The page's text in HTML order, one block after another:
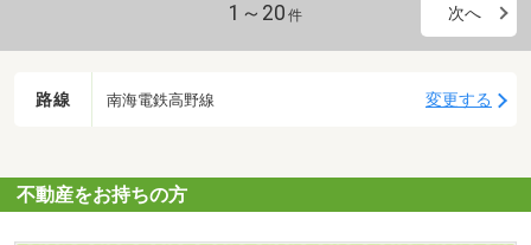
1～20 件 次へ
路線 南海電鉄高野線 変更する
不動産をお持ちの方